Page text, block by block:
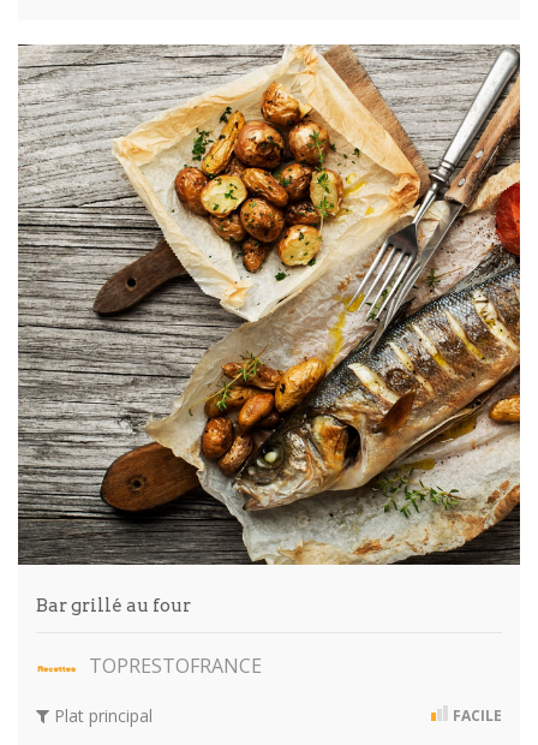
Bar grillé au four
TOPRESTOFRANCE
Plat principal FACILE